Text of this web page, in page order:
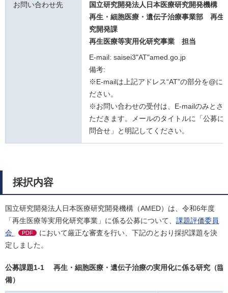
お問い合わせ先
国立研究開発法人日本医療研究開発機構
再生・細胞医療・遺伝子治療事業部 再生
究開発課
再生医療等実用化研究事業
担当
E-mail: saisei3"AT"amed.go.jp
備考:
※E-mailは上記アドレス“AT”の部分を@に
ださい。
※お問い合わせの受付は、E-mailのみとさ
ただきます。メールのタイトルに「公募に
問合せ」と明記してください。
採択内容
国立研究開発法人日本医療研究開発機構（AMED）は、令和6年度
「再生医療等実用化研究事業」に係る公募について、 課題評価委員
会
PDF
において厳正な審査を行い、下記のとおり採択課題を決
定しました。
公募課題1-1 再生・細胞医療・遺伝子治療の実用化に係る研究（臨
備）